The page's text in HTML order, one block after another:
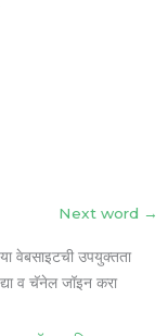
Next word →
वेबसाइटची उपयुक्तता
व चॅनेल जॉइन करा